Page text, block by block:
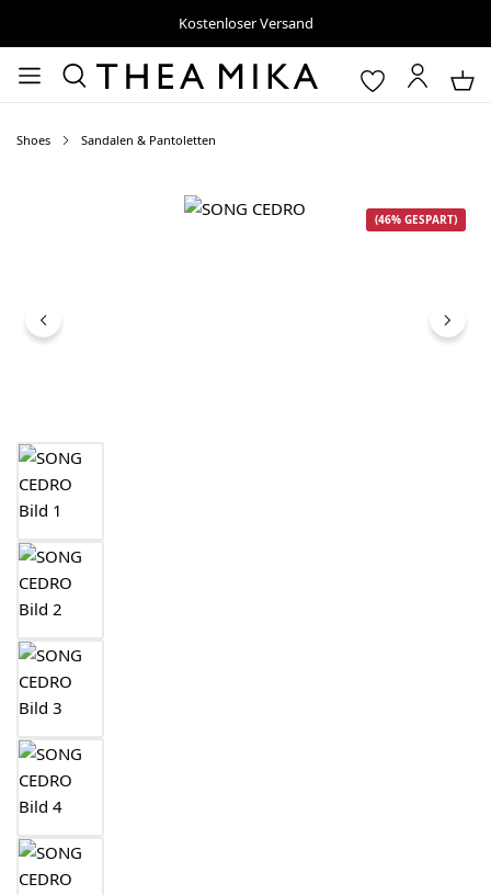
Kostenloser Versand
Shoes Sandalen & Pantoletten
Bildergalerie überspringen
(46% GESPART)